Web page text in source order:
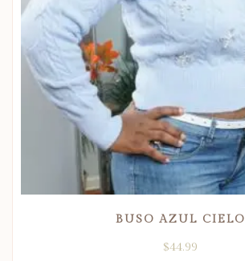
BUSO AZUL CIELO
$44.99